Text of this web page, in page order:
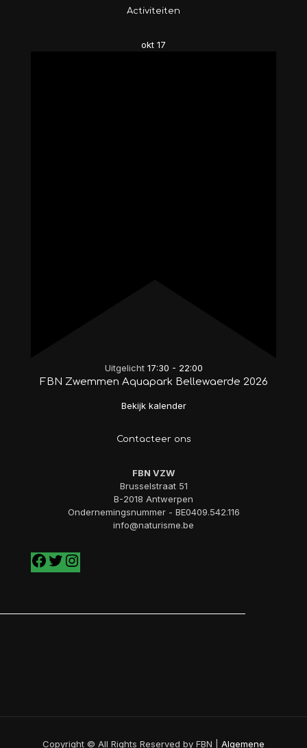
Activiteiten
okt 17
Uitgelicht 17:30 - 22:00
FBN Zwemmen Aquapark Bellewaerde 2026
Bekijk kalender
Contacteer ons
FBN VZW
Brusselstraat 51
B-2018 Antwerpen
Ondernemingsnummer - BE0409.542.116
info@naturisme.be
Copyright © All Rights Reserved by FBN | Algemene